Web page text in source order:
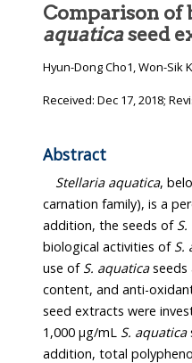
Comparison of
aquaticaseed
Hyun-Dong Cho1, Won-Sik
Received: Dec 17, 2018;
Abstract
Stellaria aquatica,
carnation family), is a
addition, the seeds of
biological activities of S.
use of S. aquaticaseeds
content, and anti-
seed extracts were
1,000 μg/mL S. aquatica
addition, total